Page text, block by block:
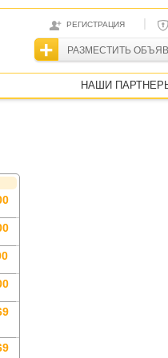
РЕГИСТРАЦИЯ |
РАЗМЕСТИТЬ
НАШИ